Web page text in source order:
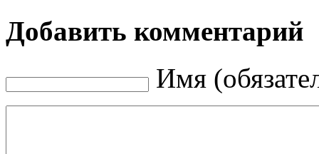
Добавить комментарий
Имя